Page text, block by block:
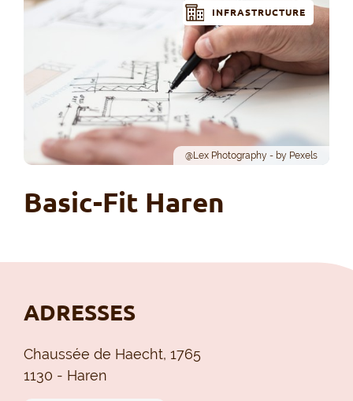
@Lex Photography - by Pexels
INFRASTRUCTURE
Basic-Fit Haren
ADRESSES
Chaussée de Haecht, 1765
1130 - Haren